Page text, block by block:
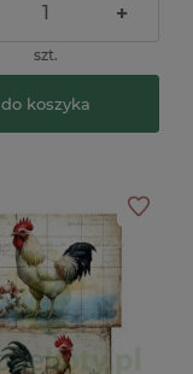
+
szt.
do koszyka